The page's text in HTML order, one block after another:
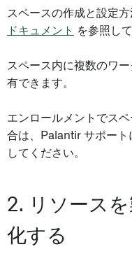
スペースの作成と設定方
ドキュメント
を参照し
スペース内に複数のワ
有できます。
エンロールメントでス
合は、Palantir サポート
してください。
2. リソース
化する